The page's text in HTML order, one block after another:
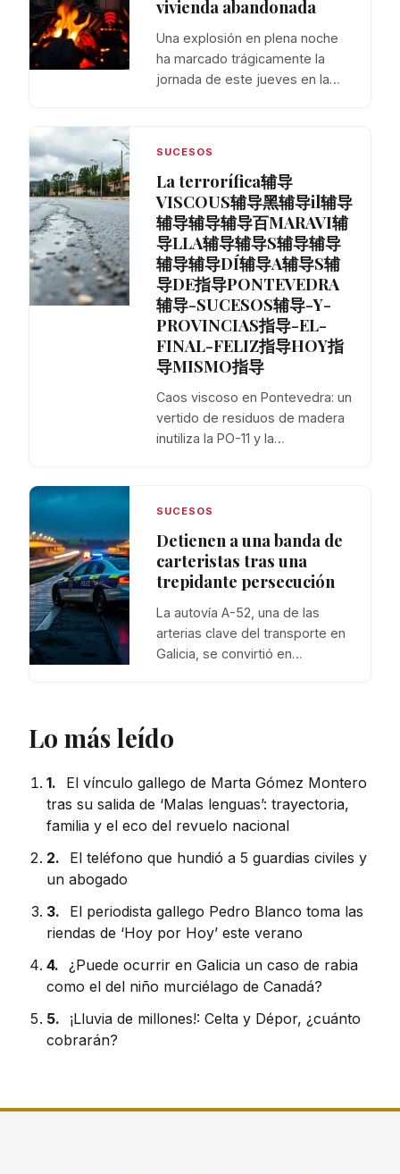
vivienda abandonada
Una explosión en plena noche
ha marcado trágicamente la
jornada de este jueves en la…
SUCESOS
La terrorífica辅导
VISCOUS辅导黑辅导il辅导
辅导辅导辅导百MARAVI辅
导LLA辅导辅导S辅导辅导
辅导辅导DÍ辅导A辅导S辅
导DE指导PONTEVEDRA
辅导-SUCESOS辅导-Y-
PROVINCIAS指导-EL-
FINAL-FELIZ指导HOY指
导MISMO指导
Caos viscoso en Pontevedra: un
vertido de residuos de madera
inutiliza la PO-11 y la…
SUCESOS
Detienen a una banda de
carteristas tras una
trepidante persecución
La autovía A-52, una de las
arterias clave del transporte en
Galicia, se convirtió en…
Lo más leído
1.
El vínculo gallego de Marta Gómez Montero
tras su salida de ‘Malas lenguas’: trayectoria,
familia y el eco del revuelo nacional
2.
El teléfono que hundió a 5 guardias civiles y
un abogado
3.
El periodista gallego Pedro Blanco toma las
riendas de ‘Hoy por Hoy’ este verano
4. ¿Puede ocurrir en Galicia un caso de rabia
como el del niño murciélago de Canadá?
5.
¡Lluvia de millones!: Celta y Dépor, ¿cuánto
cobrarán?